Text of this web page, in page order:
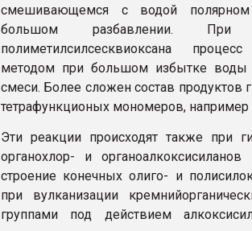
смешивающемся с водой полярном
большом разбавлении. При
полиметилсилсесквиоксана
методом при большом избытке воды
смеси. Более сложен состав продуктов
тетрафункционых мономеров, например
Эти реакции происходят также при
органохлор- и
строение конечных олиго- и
при вулканизации
группами под действием